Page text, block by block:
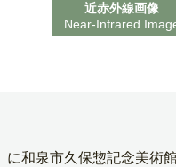
近赤外線画像
Near-Infrared
和泉市久保惣記念美術